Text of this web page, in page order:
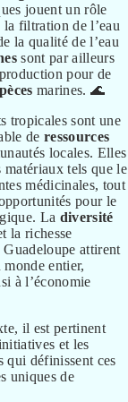
jouent un rôle
filtration de l’eau
la qualité de l’eau
sont par ailleurs
pour de
marines. 🌊
tropicales sont une
deressources
locales. Elles
matériaux tels que le
médicinales, tout
pour le
La diversité
la richesse
attirent
entier,
à l’économie
il est pertinent
et les
qui définissent ces
uniques de